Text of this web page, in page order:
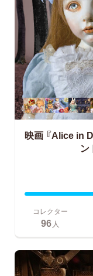
映画 『Alice in
ン
コレクター
96 人